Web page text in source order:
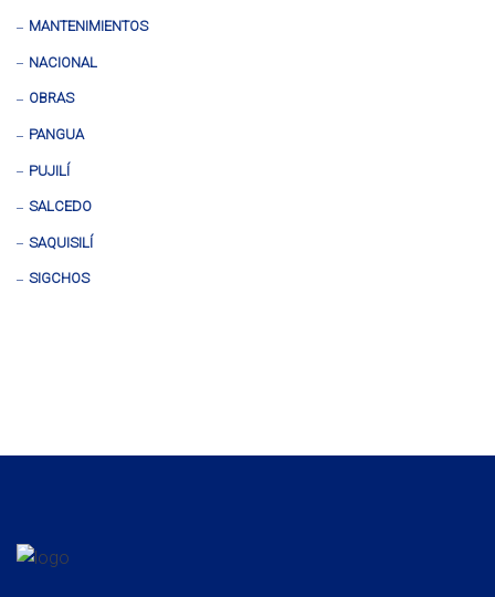
MANTENIMIENTOS
NACIONAL
OBRAS
PANGUA
PUJILÍ
SALCEDO
SAQUISILÍ
SIGCHOS